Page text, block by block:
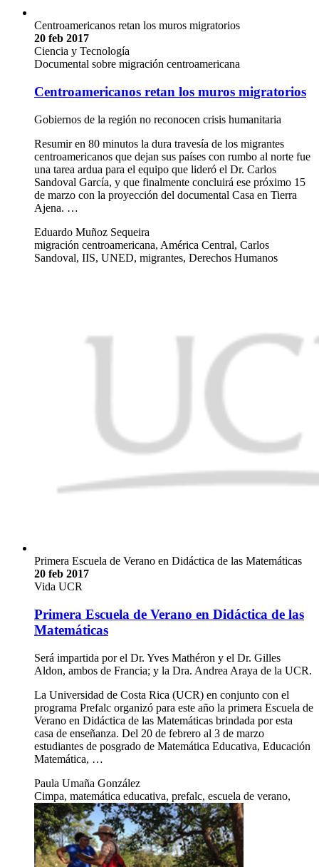
Centroamericanos retan los muros migratorios
20 feb 2017
Ciencia y Tecnología
Documental sobre migración centroamericana
Centroamericanos retan los muros migratorios
Gobiernos de la región no reconocen crisis humanitaria
Resumir en 80 minutos la dura travesía de los migrantes
centroamericanos que dejan sus países con rumbo al norte fue
una tarea ardua para el equipo que lideró el Dr. Carlos
Sandoval García, y que finalmente concluirá ese próximo 15
de marzo con la proyección del documental Casa en Tierra
Ajena. …
Eduardo Muñoz Sequeira
migración centroamericana, América Central, Carlos
Sandoval, IIS, UNED, migrantes, Derechos Humanos
Primera Escuela de Verano en Didáctica de las Matemáticas
20 feb 2017
Vida UCR
Primera Escuela de Verano en Didáctica de las
Matemáticas
Será impartida por el Dr. Yves Mathéron y el Dr. Gilles
Aldon, ambos de Francia; y la Dra. Andrea Araya de la UCR.
La Universidad de Costa Rica (UCR) en conjunto con el
programa Prefalc organizó para este año la primera Escuela de
Verano en Didáctica de las Matemáticas brindada por esta
casa de enseñanza. Del 20 de febrero al 3 de marzo
estudiantes de posgrado de Matemática Educativa, Educación
Matemática, …
Paula Umaña González
Cimpa, matemática educativa, prefalc, escuela de verano,